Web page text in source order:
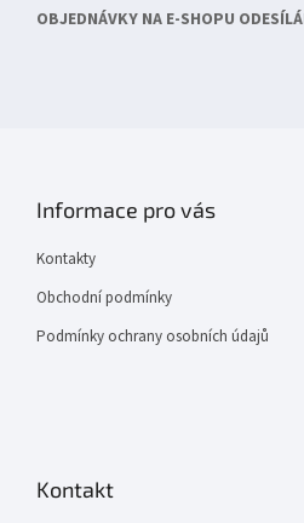
OBJEDNÁVKY NA E-SHOPU
Informace pro vás
Kontakty
Obchodní podmínky
Podmínky ochrany osobních údajů
Kontakt